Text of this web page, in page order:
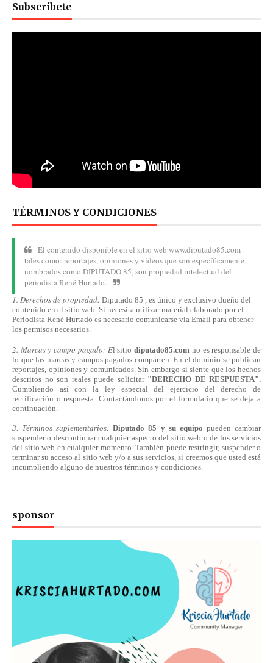
Subscribete
TÉRMINOS Y CONDICIONES
El contenido disponible en el sitio web www.diputado85.com
tales como: reportajes, opiniones y vídeos que son específicamente
nombrados como DIPUTADO 85, son propiedad intelectual del
periodista René Hurtado.
1. Derechos de propiedad: Diputado 85 , es único y exclusivo dueño del
contenido en el sitio web. Si necesita utilizar material elaborado por el
Periodista René Hurtado es necesario comunicarse vía Email para obtener
los permisos necesarios.
2. Marcas y campo pagado: El sitiodiputado85.com no es responsable de
lo que las marcas y campos pagados comparten. En el dominio se publican
reportajes, opiniones y comunicados. Sin embargo si siente que los hechos
descritos no son reales puede solicitar "DERECHO DE RESPUESTA".
Cumpliendo asícon la ley especial del ejercicio del derecho de
rectificación o respuesta. Contactándonospor el formulario que se deja a
continuación.
3. Términos suplementarios:Diputado 85 y su equipo pueden cambiar
suspender o descontinuar cualquier aspecto del sitio web o de los servicios
del sitio web en cualquier momento. También puede restringir, suspender o
terminar su acceso al sitio web y/o a sus servicios, si creemos que usted está
incumpliendo alguno de nuestros términos y condiciones.
sponsor